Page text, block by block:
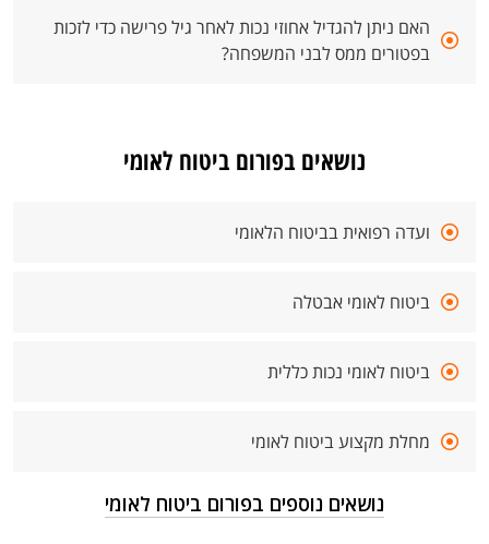
האם ניתן להגדיל אחוזי נכות לאחר גיל פרישה כדי לזכות
בפטורים ממס לבני המשפחה?
נושאים בפורום ביטוח לאומי
ועדה רפואית בביטוח הלאומי
ביטוח לאומי אבטלה
ביטוח לאומי נכות כללית
מחלת מקצוע ביטוח לאומי
נושאים נוספים בפורום ביטוח לאומי